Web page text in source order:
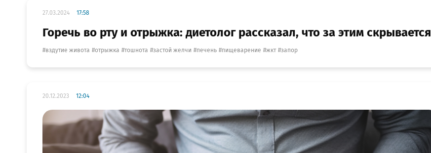
27.03.2024 17:58
Горечь во рту и отрыжка: диетолог рассказал, что за этим скрывается
вздутие живота отрыжка тошнота застой желчи печень пищеварение жкт запор
20.12.2023 12:04